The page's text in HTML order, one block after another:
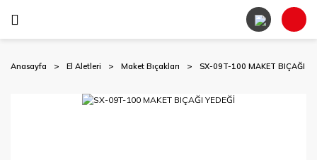
Anasayfa El Aletleri Maket Bıçakları SX-09T-100 MAKET BIÇAĞI